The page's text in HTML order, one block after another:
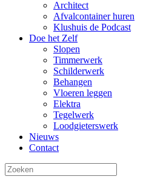
Architect
Afvalcontainer huren
Klushuis de Podcast
Doe het Zelf
Slopen
Timmerwerk
Schilderwerk
Behangen
Vloeren leggen
Elektra
Tegelwerk
Loodgieterswerk
Nieuws
Contact